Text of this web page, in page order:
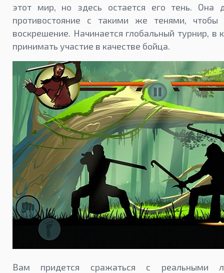
этот мир, но здесь остается его тень. Она
противостояние с такими же тенями,
воскрешение. Начинается глобальный турнир,
принимать участие в качестве бойца.
Вам придется сражаться с реальными